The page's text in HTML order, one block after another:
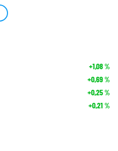
+1,08%
+0,69%
+0,25%
+0,21 %